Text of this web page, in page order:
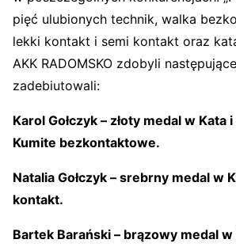
pięć ulubionych technik, walka
lekki kontakt i semi kontakt oraz
AKK RADOMSKO zdobyli
zadebiutowali:
Karol Gołczyk – złoty medal w Kata
Kumite bezkontaktowe.
Natalia Gołczyk – srebrny medal w
kontakt.
Bartek Barański – brązowy medal